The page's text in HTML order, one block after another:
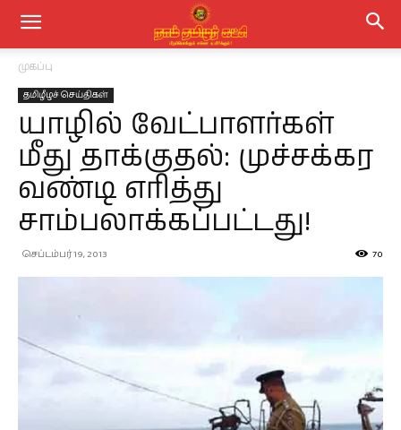
முகப்பு
தமிழீழச் செய்திகள்
யாழில் வேட்பாளர்கள்
மீது தாக்குதல்: முச்சக்கர
வண்டி எரித்து
சாம்பலாக்கப்பட்டது!
செப்டம்பர் 19, 2013 70